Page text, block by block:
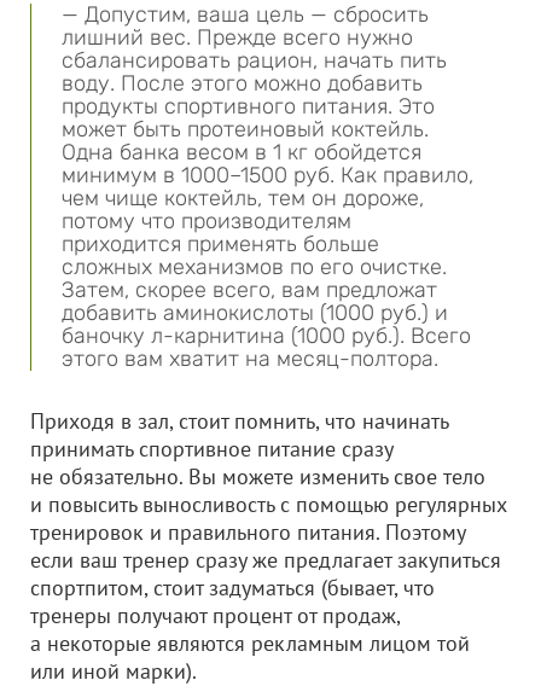
— Допустим, ваша цель — сбросить
лишний вес. Прежде всего нужно
сбалансировать рацион, начать пить
воду. После этого можно добавить
продукты спортивного питания. Это
может быть протеиновый коктейль.
Одна банка весом в 1 кг обойдется
минимум в 1000–1500 руб. Как правило,
чем чище коктейль, тем он дороже,
потому что производителям
приходится применять больше
сложных механизмов по его очистке.
Затем, скорее всего, вам предложат
добавить аминокислоты (1000 руб.) и
баночку л-карнитина (1000 руб.). Всего
этого вам хватит на месяц-полтора.
Приходя в зал, стоит помнить, что начинать
принимать спортивное питание сразу
не обязательно. Вы можете изменить свое тело
и повысить выносливость с помощью регулярных
тренировок и правильного питания. Поэтому
если ваш тренер сразу же предлагает закупиться
спортпитом, стоит задуматься (бывает, что
тренеры получают процент от продаж,
а некоторые являются рекламным лицом той
или иной марки).